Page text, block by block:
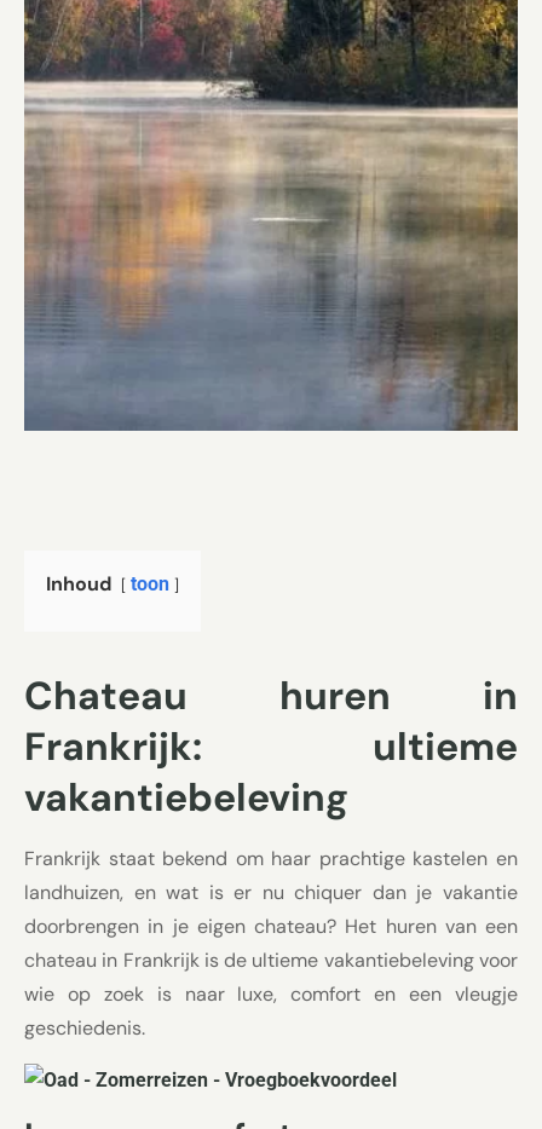
Inhoud toon
Chateau huren in
Frankrijk: ultieme
vakantiebeleving
Frankrijk staat bekend om haar prachtige kastelen en
landhuizen, en wat is er nu chiquer dan je vakantie
doorbrengen in je eigen chateau? Het huren van een
chateau in Frankrijk is de ultieme vakantiebeleving voor
wie op zoek is naar luxe, comfort en een vleugje
geschiedenis.